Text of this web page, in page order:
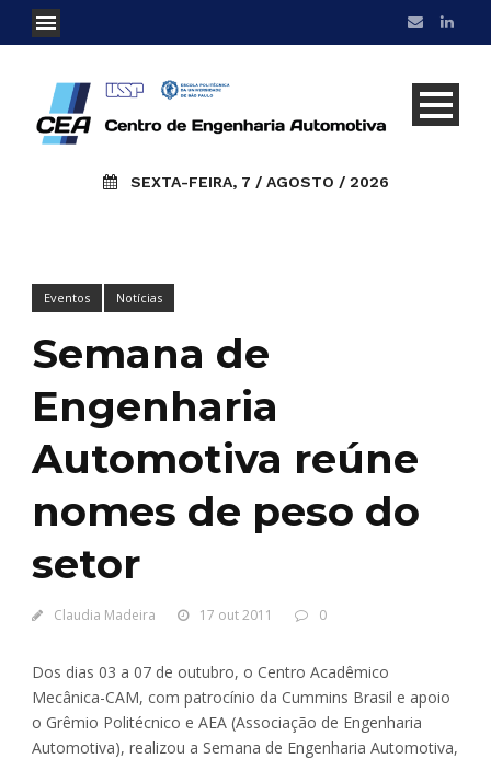
SEXTA-FEIRA, 7 / AGOSTO / 2026
Eventos Notícias
Semana de
Engenharia
Automotiva reúne
nomes de peso do
setor
Claudia Madeira 17 out 2011 0
Dos dias 03 a 07 de outubro, o Centro Acadêmico
Mecânica-CAM, com patrocínio da Cummins Brasil e apoio
o Grêmio Politécnico e AEA (Associação de Engenharia
Automotiva), realizou a Semana de Engenharia Automotiva,